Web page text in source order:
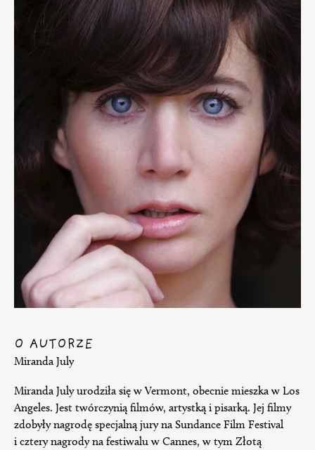
O AUTORZE
Miranda July
Miranda July urodziła się w Vermont, obecnie mieszka w Los
Angeles. Jest twórczynią filmów, artystką i pisarką. Jej filmy
zdobyły nagrodę specjalną jury na Sundance Film Festival
i cztery nagrody na festiwalu w Cannes, w tym Złotą